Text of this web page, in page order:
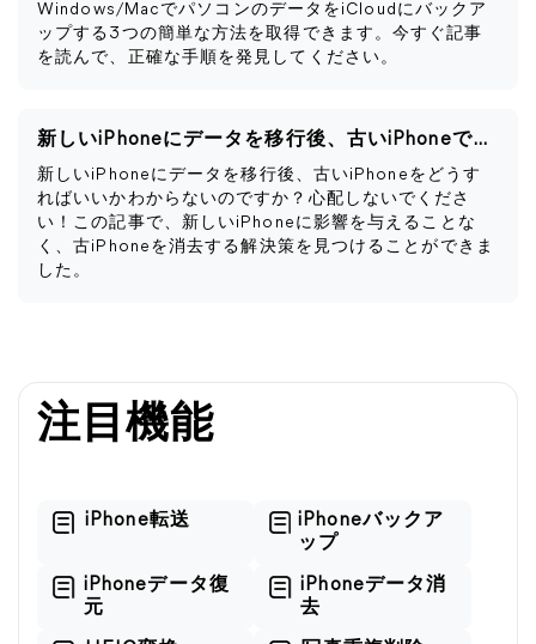
Windows/MacでパソコンのデータをiCloudにバックア
ップする3つの簡単な方法を取得できます。今すぐ記事
を読んで、正確な手順を発見してください。
新しいiPhoneにデータを移行後、古いiPhoneですべきこと
新しいiPhoneにデータを移行後、古いiPhoneをどうす
ればいいかわからないのですか？心配しないでくださ
い！この記事で、新しいiPhoneに影響を与えることな
く、古iPhoneを消去する解決策を見つけることができま
した。
注目機能
iPhone転送
iPhoneバックア
ップ
iPhoneデータ復
元
iPhoneデータ消
去